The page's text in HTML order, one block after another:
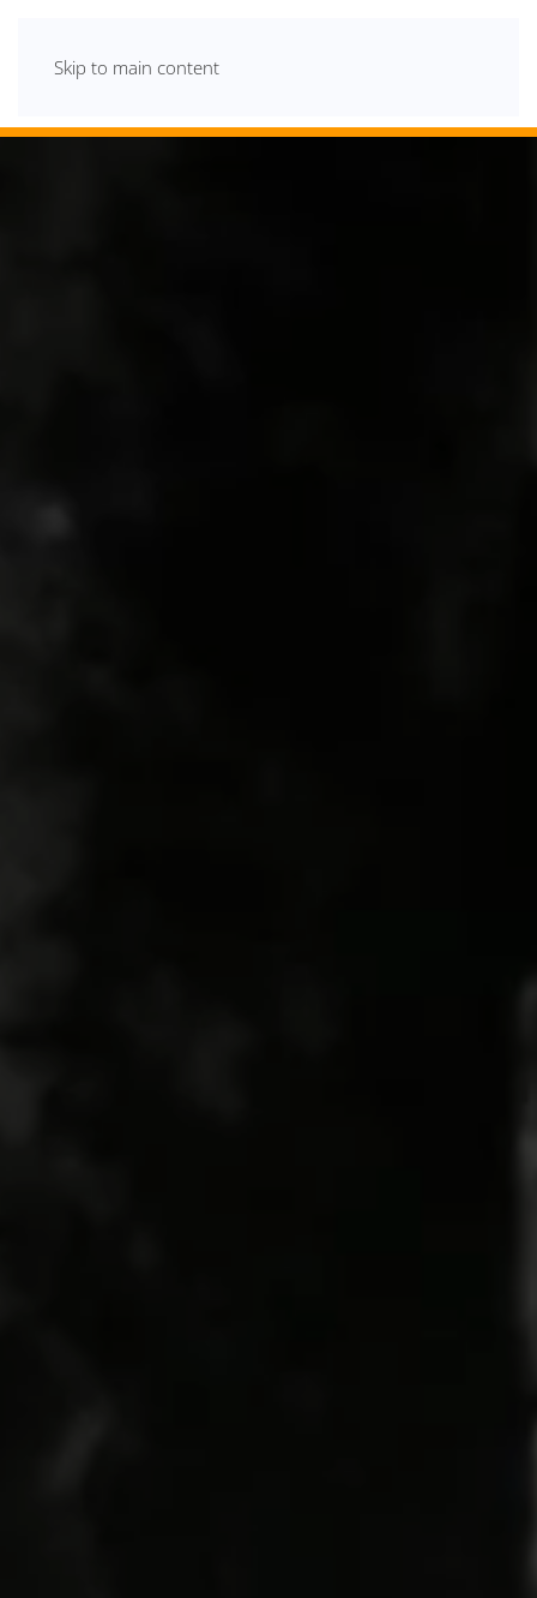
Skip to main content